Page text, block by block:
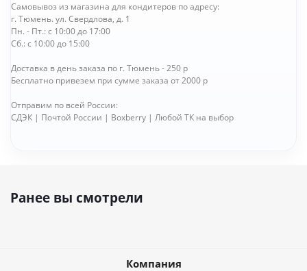
Самовывоз из магазина для кондитеров по адресу:
г. Тюмень. ул. Свердлова, д. 1
Пн. - Пт.: с 10:00 до 17:00
Сб.: с 10:00 до 15:00
Доставка в день заказа по г. Тюмень - 250 р
Бесплатно привезем при сумме заказа от 2000 р
Отправим по всей России:
СДЭК | Почтой России | Boxberry | Любой ТК на выбор
Ранее вы смотрели
Компания